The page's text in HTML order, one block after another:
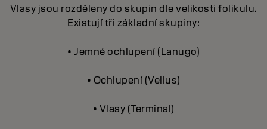
Vlasy jsou rozděleny do skupin dle velikosti folikulu.
Existují tři základní skupiny:
• Jemné ochlupení (Lanugo)
• Ochlupení (Vellus)
• Vlasy (Terminal)